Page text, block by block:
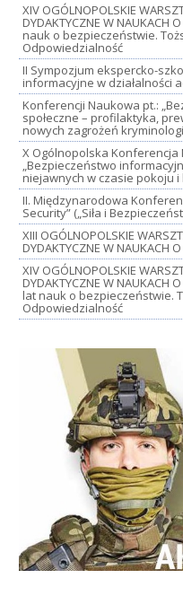
XIV OGÓLNOPOLSKIE
DYDAKTYCZNE W NAUKACH
nauk o bezpieczeństwie.
Odpowiedzialność
II Sympozjum ekspercko-
informacyjne w działalności
Konferencji Naukowa pt.:
społeczne – profilaktyka,
nowych zagrożeń
X Ogólnopolska Konferencja
„Bezpieczeństwo
niejawnych w czasie pokoju
II. Międzynarodowa
Security” („Siła i
XIII OGÓLNOPOLSKIE
DYDAKTYCZNE W NAUKACH
XIV OGÓLNOPOLSKIE
DYDAKTYCZNE W NAUKACH
lat nauk o bezpieczeństwie.
Odpowiedzialność